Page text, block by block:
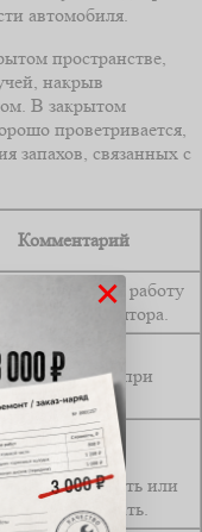
автомобиля.
пространстве,
накрыв
В закрытом
проветривается,
запахов, связанных с
Комментарий
сохранить работу
и аккумулятора.
защиту
деталей при
простое.
снимать или
заряжать.
×